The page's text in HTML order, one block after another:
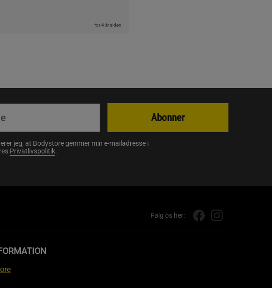
for 4 år siden
jeg, at Bodystore gemmer min e-mailadresse i
Privatlivspolitik.
Abonner
Følg os her: